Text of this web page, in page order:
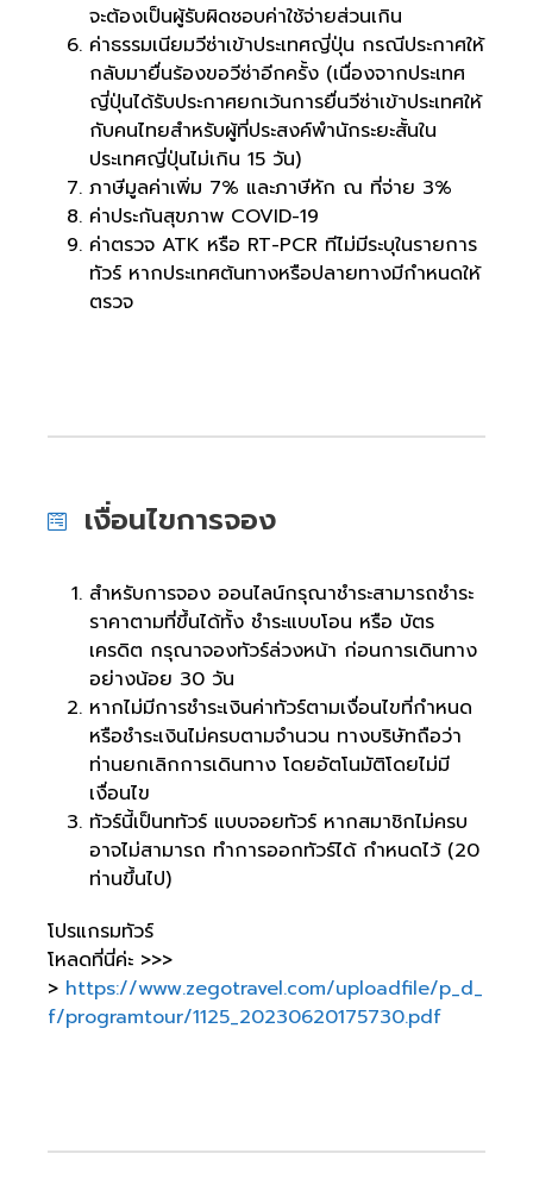
จะต้องเป็นผู้รับผิดชอบค่าใช้จ่ายส่วนเกิน
ค่าธรรมเนียมวีซ่าเข้าประเทศญี่ปุ่น กรณีประกาศให้
กลับมายื่นร้องขอวีซ่าอีกครั้ง (เนื่องจากประเทศ
ญี่ปุ่นได้รับประกาศยกเว้นการยื่นวีซ่าเข้าประเทศให้
กับคนไทยสำหรับผู้ที่ประสงค์พำนักระยะสั้นใน
ประเทศญี่ปุ่นไม่เกิน 15 วัน)
ภาษีมูลค่าเพิ่ม 7% และภาษีหัก ณ ที่จ่าย 3%
ค่าประกันสุขภาพ COVID-19
ค่าตรวจ ATK หรือ RT-PCR ทีไม่มีระบุในรายการ
ทัวร์ หากประเทศต้นทางหรือปลายทางมีกำหนดให้
ตรวจ
เงื่อนไขการจอง
สำหรับการจอง ออนไลน์กรุณาชำระสามารถชำระ
ราคาตามที่ขึ้นได้ทั้ง ชำระแบบโอน หรือ บัตร
เครดิต กรุณาจองทัวร์ล่วงหน้า ก่อนการเดินทาง
อย่างน้อย 30 วัน
หากไม่มีการชำระเงินค่าทัวร์ตามเงื่อนไขที่กำหนด
หรือชำระเงินไม่ครบตามจำนวน ทางบริษัทถือว่า
ท่านยกเลิกการเดินทาง โดยอัตโนมัติโดยไม่มี
เงื่อนไข
ทัวร์นี้เป็นททัวร์ แบบจอยทัวร์ หากสมาชิกไม่ครบ
อาจไม่สามารถ ทำการออกทัวร์ได้ กำหนดไว้ (20
ท่านขึ้นไป)
โปรแกรมทัวร์
โหลดที่นี่ค่ะ >>>
> https://www.zegotravel.com/uploadfile/p_d_
f/programtour/1125_20230620175730.pdf